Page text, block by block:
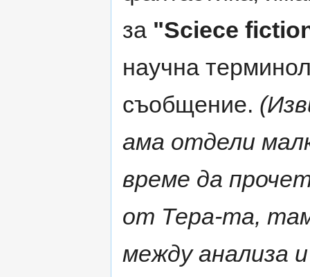
за "Sciece
научна
съобщение.
ама отдели
време да
от Тера-та,
между анализа